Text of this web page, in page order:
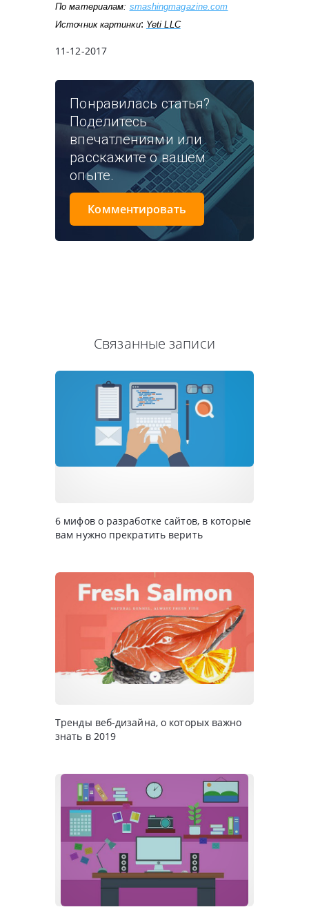
По материалам: smashingmagazine.com
Источник картинки: Yeti LLC
11-12-2017
Понравилась статья?
Поделитесь
впечатлениями или
расскажите о вашем
опыте.
Комментировать
Связанные записи
6 мифов о разработке сайтов, в которые
вам нужно прекратить верить
Тренды веб-дизайна, о которых важно
знать в 2019